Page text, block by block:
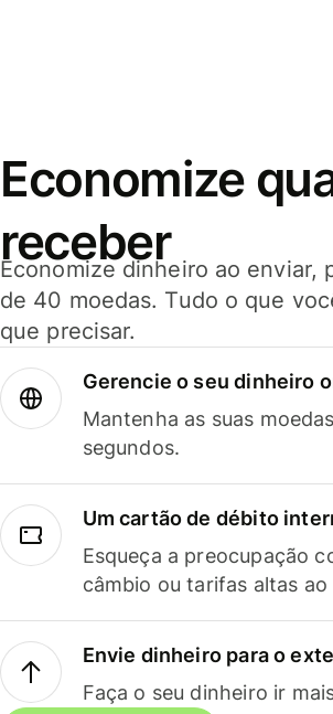
Economize
receber
Economize dinheiro ao enviar,
de 40 moedas. Tudo o que
que precisar.
Gerencie o seu dinheiro
Mantenha as suas
segundos.
Um cartão de débito
Esqueça a preocupação
câmbio ou tarifas altas
Envie dinheiro para o
Faça o seu dinheiro ir